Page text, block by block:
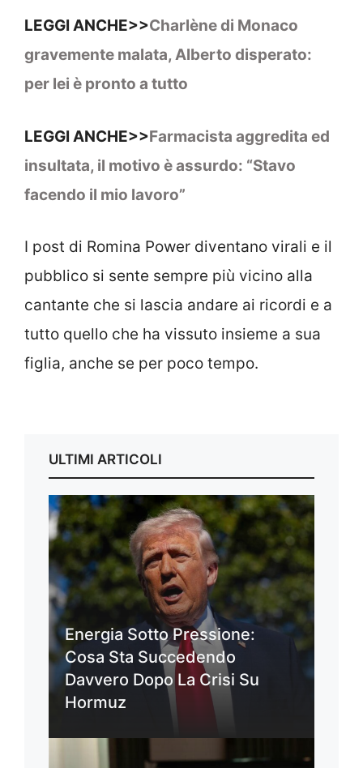
LEGGI ANCHE>>Charlène di Monaco
gravemente malata, Alberto disperato:
per lei è pronto a tutto
LEGGI ANCHE>>Farmacista aggredita ed
insultata, il motivo è assurdo: “Stavo
facendo il mio lavoro”
I post di Romina Power diventano virali e il
pubblico si sente sempre più vicino alla
cantante che si lascia andare ai ricordi e a
tutto quello che ha vissuto insieme a sua
figlia, anche se per poco tempo.
ULTIMI ARTICOLI
Energia Sotto Pressione:
Cosa Sta Succedendo
Davvero Dopo La Crisi Su
Hormuz